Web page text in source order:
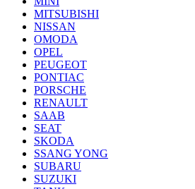
MITSUBISHI
NISSAN
OMODA
OPEL
PEUGEOT
PONTIAC
PORSCHE
RENAULT
SAAB
SEAT
SKODA
SSANG YONG
SUBARU
SUZUKI